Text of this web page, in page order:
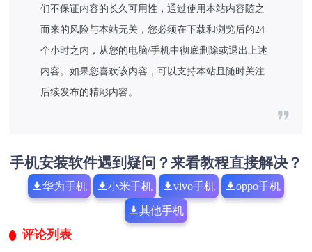
们不保证内容的长久可用性，通过使用本站内容随之
而来的风险与本站无关，您必须在下载和浏览后的24
个小时之内，从您的电脑/手机中彻底删除或退出上述
内容。如果您喜欢该内容，可以支持本站且随时关注
后续发布的精彩内容。
手机安装软件遇到疑问？来看教程直接解决？
华为手机 小米手机 vivo手机 oppo手机
其他手机
评论列表